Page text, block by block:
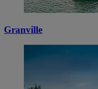
Granville